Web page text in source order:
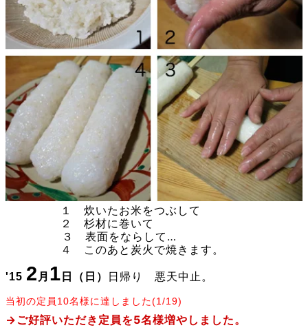
１ 炊いたお米をつぶして
２ 杉材に巻いて
３ 表面をならして…
４ このあと炭火で焼きます。
'15 2 月 1 日 （日） 日帰り 悪天中止。
当初の定員10名様に達しました(1/19)
→ご好評いただき定員を5名様増やしました。